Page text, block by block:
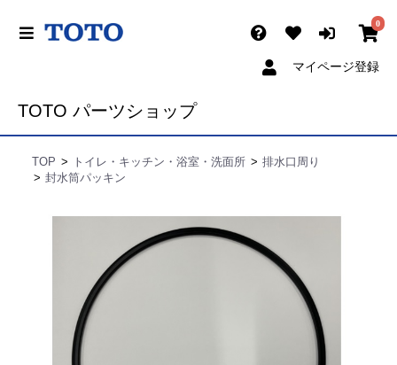
0
マイページ登録
TOTO パーツショップ
TOP トイレ・キッチン・浴室・洗面所
排水口周り
封水筒パッキン